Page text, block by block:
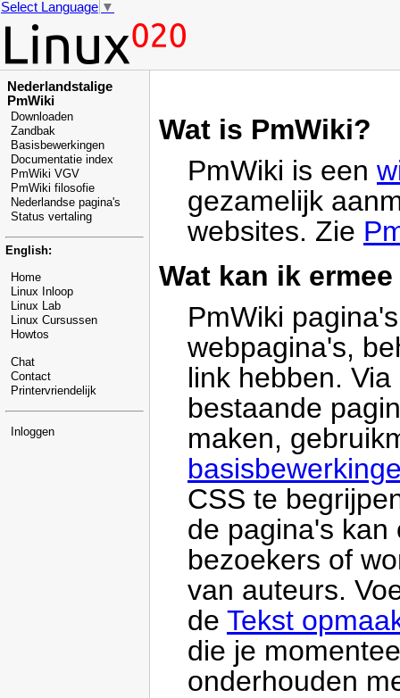
Select Language ▼
Nederlandstalige
PmWiki
Downloaden
Zandbak
Basisbewerkingen
Documentatie index
PmWiki VGV
PmWiki filosofie
Nederlandse pagina's
Status vertaling
English:
Home
Linux Inloop
Linux Lab
Linux Cursussen
Howtos
Chat
Contact
Printervriendelijk
Inloggen
Wat is PmWiki?
PmWiki is een
gezamelijk
websites. Zie
Wat kan ik
PmWiki
webpagina's,
link hebben.
bestaande
maken,
CSS te
de pagina's kan
bezoekers of
van auteurs.
de Tekst
die je
onderhouden